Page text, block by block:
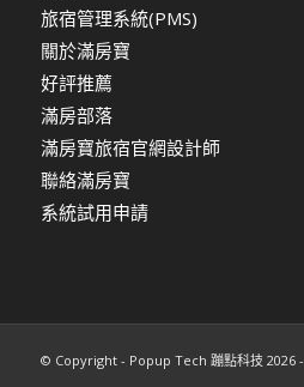
旅宿管理系統(PMS)
關於滿房寶
好評推薦
滿房部落
滿房寶旅宿官網設計師
聯絡滿房寶
系統試用申請
© Copyright - Popup Tech 蹦點科技 2026 -